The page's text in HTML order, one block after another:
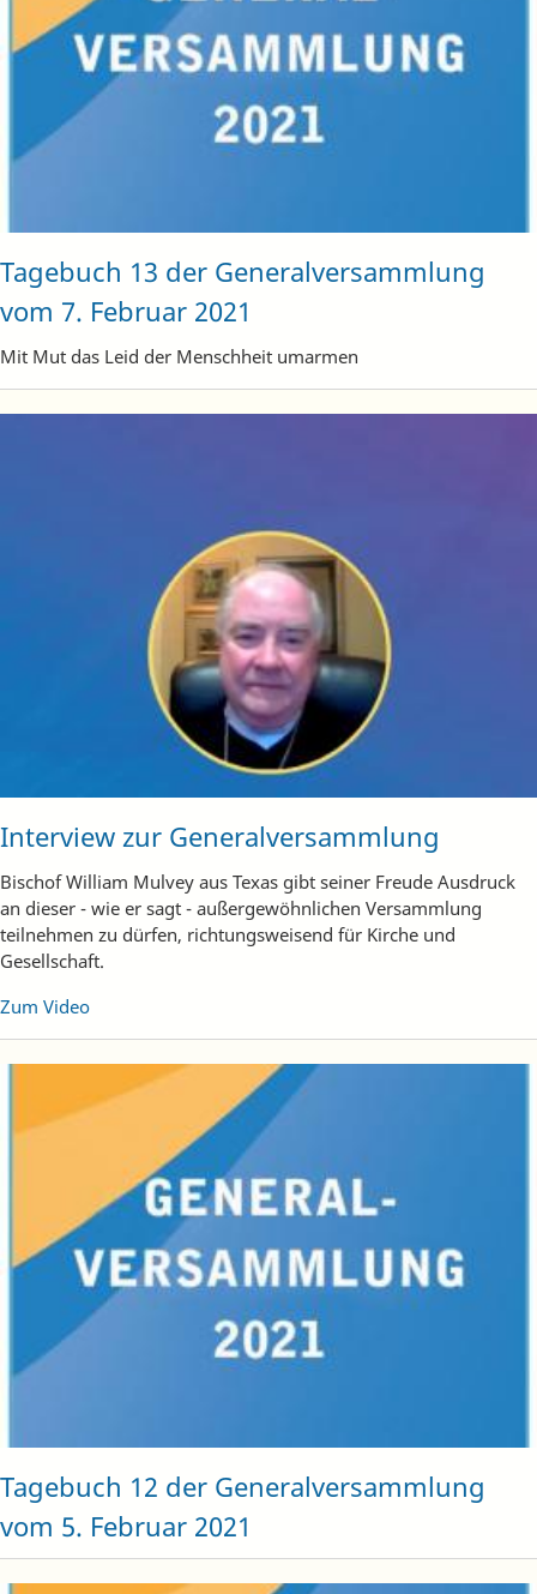
Tagebuch 13 der Generalversammlung
vom 7. Februar 2021
Mit Mut das Leid der Menschheit umarmen
Interview zur Generalversammlung
Bischof William Mulvey aus Texas gibt seiner Freude Ausdruck
an dieser - wie er sagt - außergewöhnlichen Versammlung
teilnehmen zu dürfen, richtungsweisend für Kirche und
Gesellschaft.
Zum Video
Tagebuch 12 der Generalversammlung
vom 5. Februar 2021